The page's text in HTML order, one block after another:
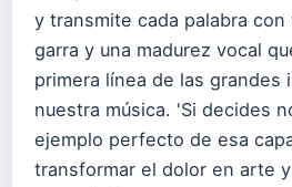
y transmite cada palabra con
garra y una madurez vocal
primera línea de las grandes
nuestra música. 'Si decides
ejemplo perfecto de esa
transformar el dolor en arte